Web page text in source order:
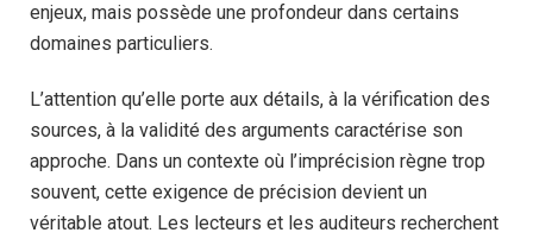
enjeux, mais possède une profondeur dans certains
domaines particuliers.
L’attention qu’elle porte aux détails, à la vérification des
sources, à la validité des arguments caractérise son
approche. Dans un contexte où l’imprécision règne trop
souvent, cette exigence de précision devient un
véritable atout. Les lecteurs et les auditeurs recherchent